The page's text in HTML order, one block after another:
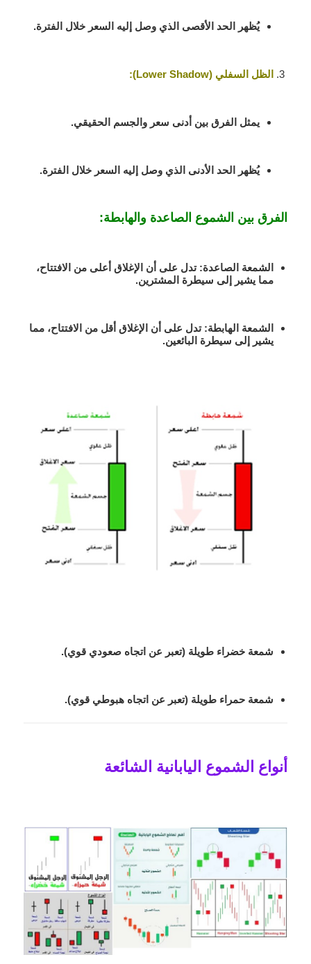
يُظهر الحد الأقصى الذي وصل إليه السعر خلال الفترة.
الظل السفلي (Lower Shadow) :
يمثل الفرق بين أدنى سعر والجسم الحقيقي.
يُظهر الحد الأدنى الذي وصل إليه السعر خلال الفترة.
الفرق بين الشموع الصاعدة والهابطة:
الشمعة الصاعدة: تدل على أن الإغلاق أعلى من الافتتاح،
مما يشير إلى سيطرة المشترين.
الشمعة الهابطة: تدل على أن الإغلاق أقل من الافتتاح، مما
يشير إلى سيطرة البائعين.
شمعة خضراء طويلة (تعبر عن اتجاه صعودي قوي).
شمعة حمراء طويلة (تعبر عن اتجاه هبوطي قوي).
أنواع الشموع اليابانية الشائعة